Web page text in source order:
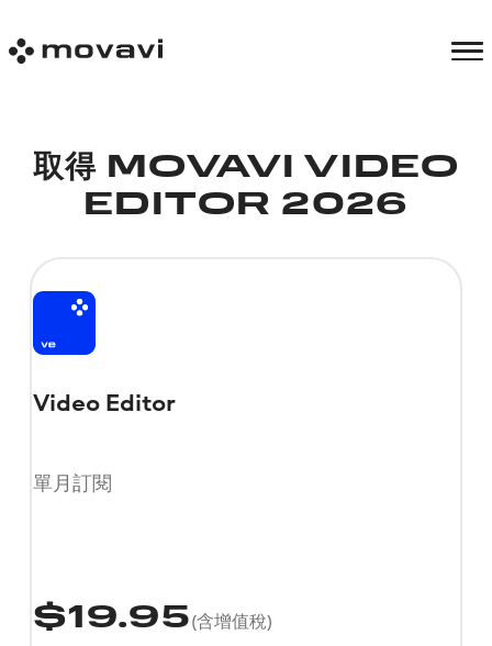
取得 MOVAVI VIDEO
EDITOR 2026
Video Editor
單月訂閱
$19.95(含增值稅)